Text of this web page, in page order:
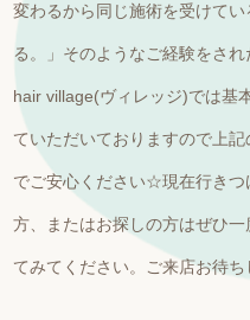
変わるから同じ施術を受けて
る。」そのようなご経験をさ
hair village(ヴィレッジ)では基
ていただいておりますので上
でご安心ください☆現在行きつ
方、またはお探しの方はぜひ
てみてください。ご来店お待